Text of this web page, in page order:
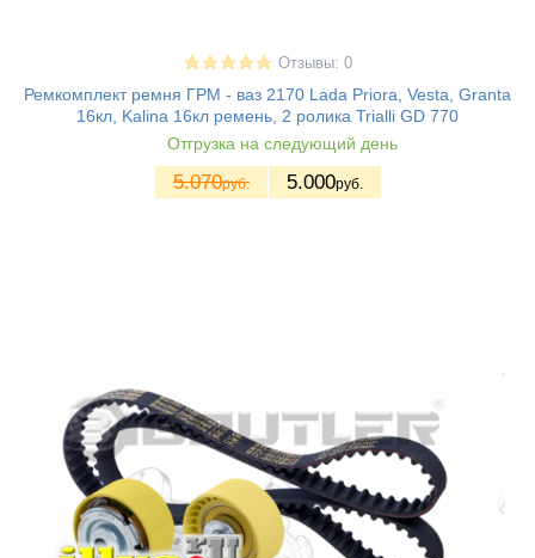
Отзывы: 0
Ремкомплект ремня ГРМ - ваз 2170 Lada Priora, Vesta, Granta
16кл, Kalina 16кл ремень, 2 ролика Trialli GD 770
Отгрузка на следующий день
5.070руб. 5.000руб.